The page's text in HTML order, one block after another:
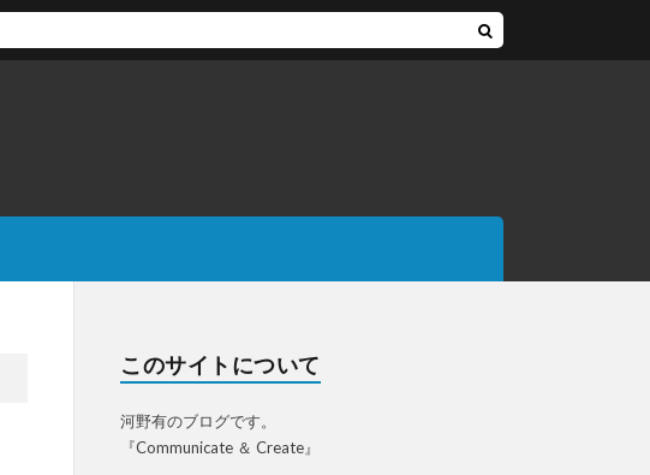
このサイトについて
河野有のブログです。
『Communicate ＆ Create』